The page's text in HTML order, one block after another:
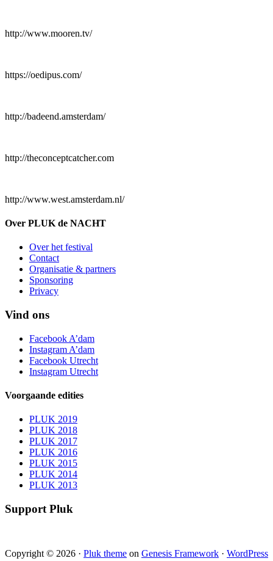
http://www.mooren.tv/
https://oedipus.com/
http://badeend.amsterdam/
http://theconceptcatcher.com
http://www.west.amsterdam.nl/
Over PLUK de NACHT
Over het festival
Contact
Organisatie & partners
Sponsoring
Privacy
Vind ons
Facebook A’dam
Instagram A’dam
Facebook Utrecht
Instagram Utrecht
Voorgaande edities
PLUK 2019
PLUK 2018
PLUK 2017
PLUK 2016
PLUK 2015
PLUK 2014
PLUK 2013
Support Pluk
Copyright © 2026 · Pluk theme on Genesis Framework · WordPress